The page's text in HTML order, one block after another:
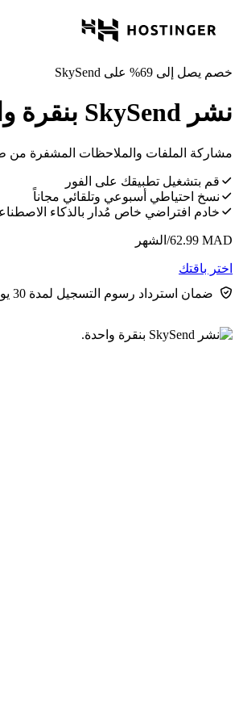
خصم يصل إلى 69% على SkySend
نشر SkySend بنقرة واحدة.
مشاركة الملفات والملاحظات المشفرة من
قم بتشغيل تطبيقك على الفور
نسخ احتياطي أسبوعي وتلقائي مجاناً
خادم افتراضي خاص مُدار بالذكاء
MAD
62.99/الشهر
اختر باقتك
ضمان استرداد رسوم التسجيل لمدة 30 يومًا